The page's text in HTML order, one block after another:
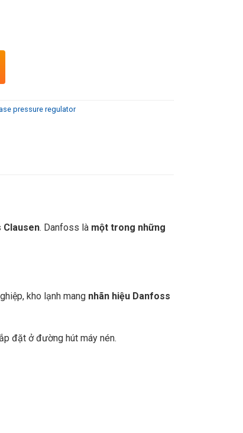
pressure regulator
Clausen. Danfoss là một trong những
kho lạnh mang nhãn hiệu Danfoss
đặt ở đường hút máy nén.